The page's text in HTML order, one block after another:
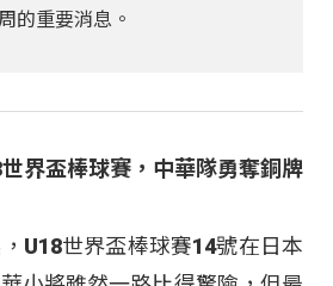
的重要消息。
界盃棒球賽，中華隊勇奪銅牌
U18世界盃棒球賽14號在日本